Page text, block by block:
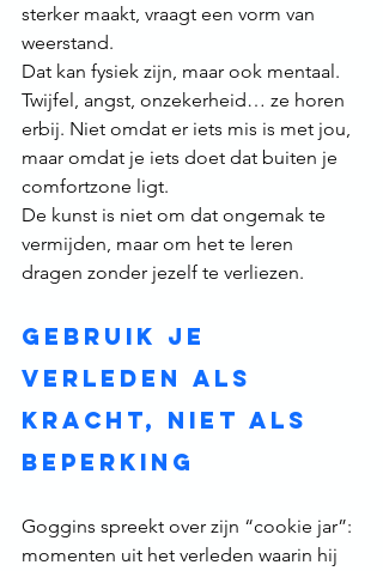
sterker maakt, vraagt een vorm van
weerstand.
Dat kan fysiek zijn, maar ook mentaal.
Twijfel, angst, onzekerheid… ze horen
erbij. Niet omdat er iets mis is met jou,
maar omdat je iets doet dat buiten je
comfortzone ligt.
De kunst is niet om dat ongemak te
vermijden, maar om het te leren
dragen zonder jezelf te verliezen.
Gebruik je
verleden als
kracht, niet als
beperking
Goggins spreekt over zijn “cookie jar”:
momenten uit het verleden waarin hij